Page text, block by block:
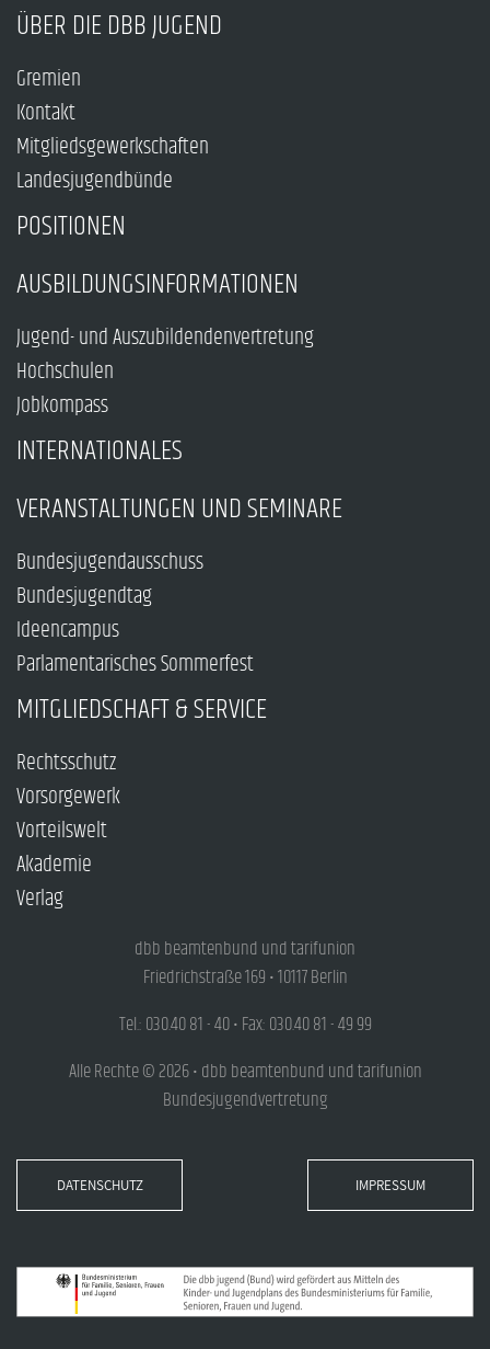
ÜBER DIE DBB JUGEND
Gremien
Kontakt
Mitgliedsgewerkschaften
Landesjugendbünde
POSITIONEN
AUSBILDUNGSINFORMATIONEN
Jugend- und Auszubildendenvertretung
Hochschulen
Jobkompass
INTERNATIONALES
VERANSTALTUNGEN UND SEMINARE
Bundesjugendausschuss
Bundesjugendtag
Ideencampus
Parlamentarisches Sommerfest
MITGLIEDSCHAFT & SERVICE
Rechtsschutz
Vorsorgewerk
Vorteilswelt
Akademie
Verlag
dbb beamtenbund und tarifunion
Friedrichstraße 169 • 10117 Berlin
Tel.: 030.40 81 - 40 • Fax: 030.40 81 - 49 99
Alle Rechte © 2026 • dbb beamtenbund und tarifunion
Bundesjugendvertretung
DATENSCHUTZ IMPRESSUM